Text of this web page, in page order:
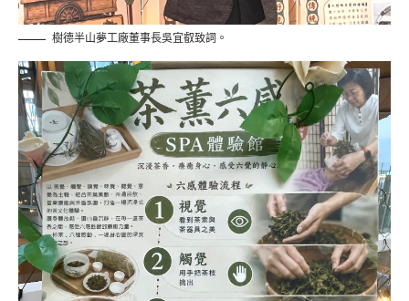
樹德半山夢工廠董事長吳宜叡致詞。